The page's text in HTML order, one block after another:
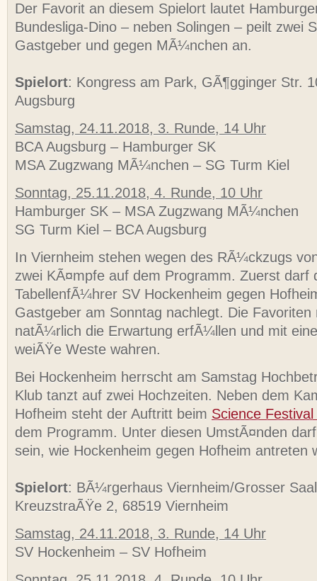
Der Favorit an diesem Spielort lautet
Bundesliga-Dino – neben Solingen – peilt zwei
Gastgeber und gegen MÃ¼nchen an.
Spielort: Kongress am Park, GÃ¶gginger Str.
Augsburg
Samstag, 24.11.2018, 3. Runde, 14 Uhr
BCA Augsburg – Hamburger SK
MSA Zugzwang MÃ¼nchen – SG Turm Kiel
Sonntag, 25.11.2018, 4. Runde, 10 Uhr
Hamburger SK – MSA Zugzwang MÃ¼nchen
SG Turm Kiel – BCA Augsburg
In Viernheim stehen wegen des RÃ¼ckzugs
zwei KÃ¤mpfe auf dem Programm. Zuerst darf
TabellenfÃ¼hrer SV Hockenheim gegen
Gastgeber am Sonntag nachlegt. Die Favoriten
natÃ¼rlich die Erwartung erfÃ¼llen und mit
weiÃŸe Weste wahren.
Bei Hockenheim herrscht am Samstag
Klub tanzt auf zwei Hochzeiten. Neben dem
Hofheim steht der Auftritt beim Science
dem Programm. Unter diesen UmstÃ¤nden
sein, wie Hockenheim gegen Hofheim antreten
Spielort: BÃ¼rgerhaus Viernheim/Grosser
KreuzstraÃŸe 2, 68519 Viernheim
Samstag, 24.11.2018, 3. Runde, 14 Uhr
SV Hockenheim – SV Hofheim